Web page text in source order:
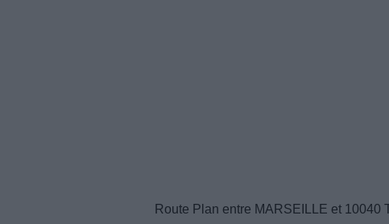
Route Plan entre MARSEILLE et 10040